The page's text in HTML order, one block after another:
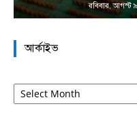
রবিবার, আগস্ট
আর্কাইভ
আর্কাইভ